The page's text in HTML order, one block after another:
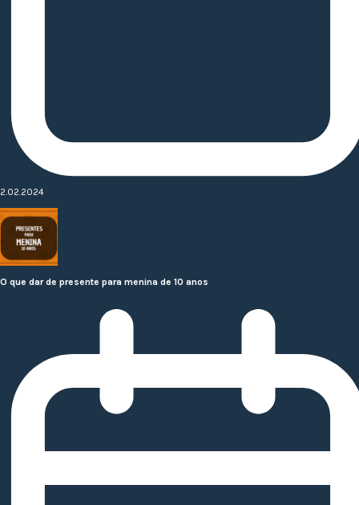
2.02.2024
O que dar de presente para menina de 10 anos